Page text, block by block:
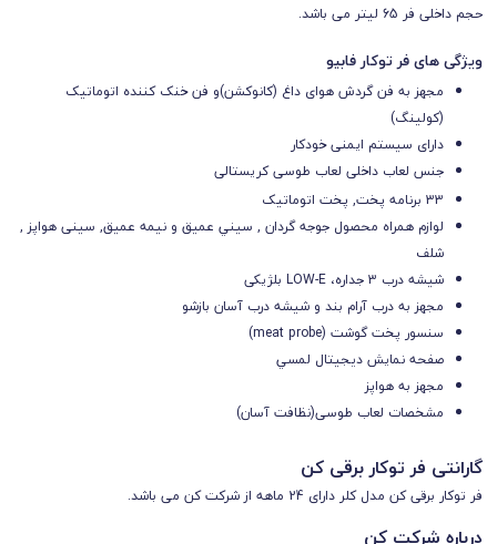
حجم داخلی فر 65 ليتر می باشد.
ویژگی های فر توکار فابیو
مجهز به فن گردش هوای داغ (کانوکشن)و فن خنک کننده اتوماتیک
(کولینگ)
دارای سیستم ایمنی خودکار
جنس لعاب داخلی لعاب طوسی کریستالی
33 برنامه پخت, پخت اتوماتيک
لوازم همراه محصول جوجه گردان , سيني عميق و نیمه عمیق, سینی هواپز ,
شلف
شيشه درب
مجهز به درب آرام بند و شیشه درب آسان بازشو
سنسور پخت گوشت (meat probe)
صفحه نمایش ديجيتال لمسي
مجهز به هواپز
مشخصات لعاب طوسی(نظافت آسان)
گارانتی فر توکار برقی کن
فر توکار برقی کن مدل کلر دارای 24 ماهه از شرکت کن می باشد.
درباره شرکت کن